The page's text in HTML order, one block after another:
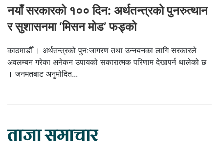
नयाँ सरकारको १०० दिन: अर्थतन्त्रको पुनरुत्थान
र सुशासनमा ‘मिसन मोड’ फड्को
काठमाडौँ । अर्थतन्त्रको पुनःजागरण तथा उन्नयनका लागि सरकारले
अवलम्बन गरेका अनेकन उपायको सकारात्मक परिणाम देखापर्न थालेको छ
। जनमतबाट अनुमोदित...
ताजा समाचार